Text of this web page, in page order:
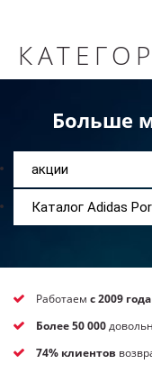
Больше
акции
Каталог Adidas
Работаем с 2009 года
Более 50 000
74% клиентов